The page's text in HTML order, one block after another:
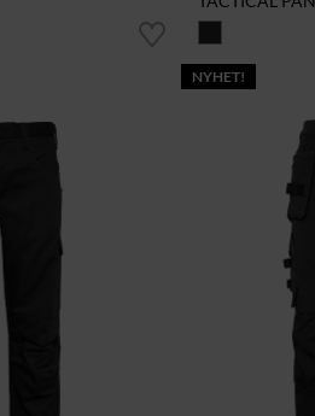
NYHET!